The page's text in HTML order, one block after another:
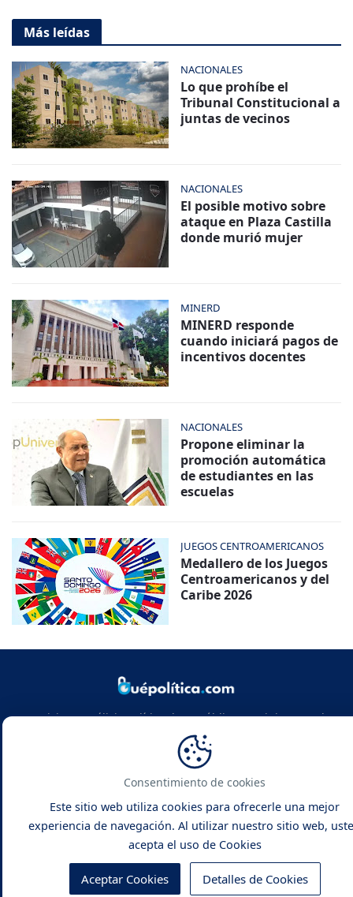
Más leídas
NACIONALES
Lo que prohíbe el
Tribunal Constitucional a
juntas de vecinos
NACIONALES
El posible motivo sobre
ataque en Plaza Castilla
donde murió mujer
MINERD
MINERD responde
cuando iniciará pagos de
incentivos docentes
NACIONALES
Propone eliminar la
promoción automática
de estudiantes en las
escuelas
JUEGOS CENTROAMERICANOS
Medallero de los Juegos
Centroamericanos y del
Caribe 2026
Noticias y análisis político de República Dominicana y el
mundo. Infórmate con rigor, actualidad y las claves de la
política global.
Qué Política - Noticias y Análisis
Inicio
Contacto
Sobre Nosotros
Políticas de Privacidad
Política de Cookies
Consentimiento de cookies
Este sitio web utiliza cookies para ofrecerle una mejor
experiencia de navegación. Al utilizar nuestro sitio web,
acepta el uso de Cookies
Aceptar Cookies Detalles de Cookies